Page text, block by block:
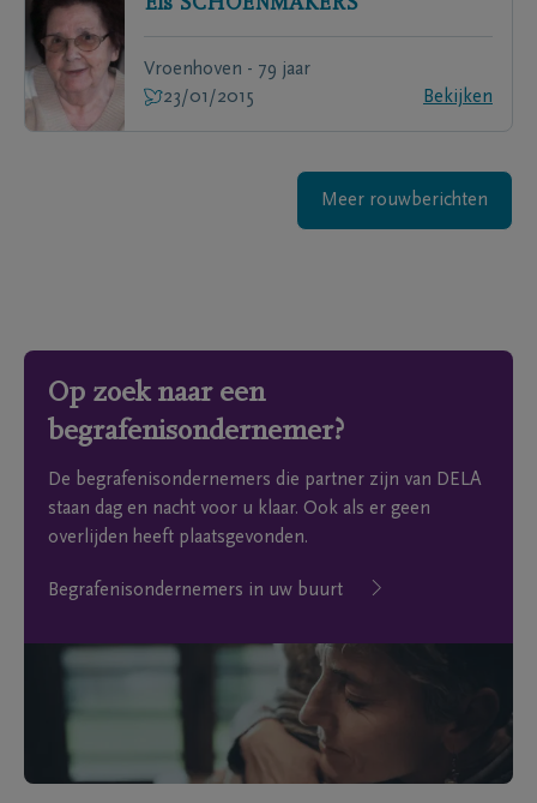
Els SCHOENMAKERS
Vroenhoven - 79 jaar
23/01/2015
Bekijken
Meer rouwberichten
Op zoek naar een
begrafenisondernemer?
De begrafenisondernemers die partner zijn van DELA
staan dag en nacht voor u klaar. Ook als er geen
overlijden heeft plaatsgevonden.
Begrafenisondernemers in uw buurt